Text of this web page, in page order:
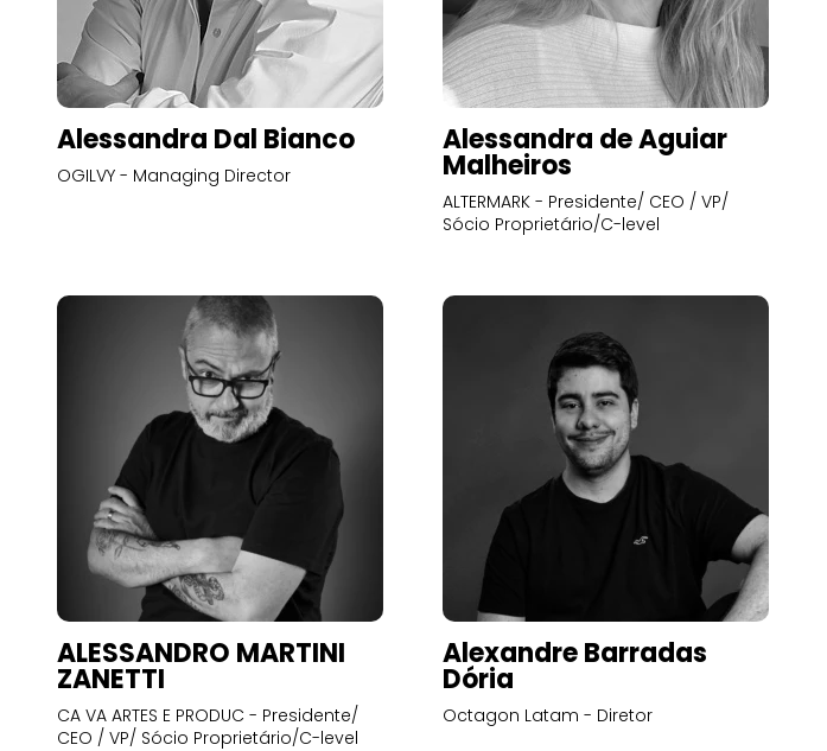
Alessandra Dal Bianco
OGILVY - Managing Director
Alessandra de Aguiar
Malheiros
ALTERMARK - Presidente/ CEO / VP/
Sócio Proprietário/C-level
ALESSANDRO MARTINI
ZANETTI
CA VA ARTES E PRODUC - Presidente/
CEO / VP/ Sócio Proprietário/C-level
Alexandre Barradas
Dória
Octagon Latam - Diretor